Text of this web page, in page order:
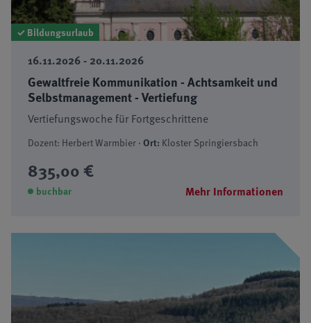
✓ Bildungsurlaub
16.11.2026 - 20.11.2026
Gewaltfreie Kommunikation - Achtsamkeit und
Selbstmanagement - Vertiefung
Vertiefungswoche für Fortgeschrittene
Dozent: Herbert Warmbier ·Ort: Kloster Springiersbach
835,00 €
buchbar Mehr Informationen